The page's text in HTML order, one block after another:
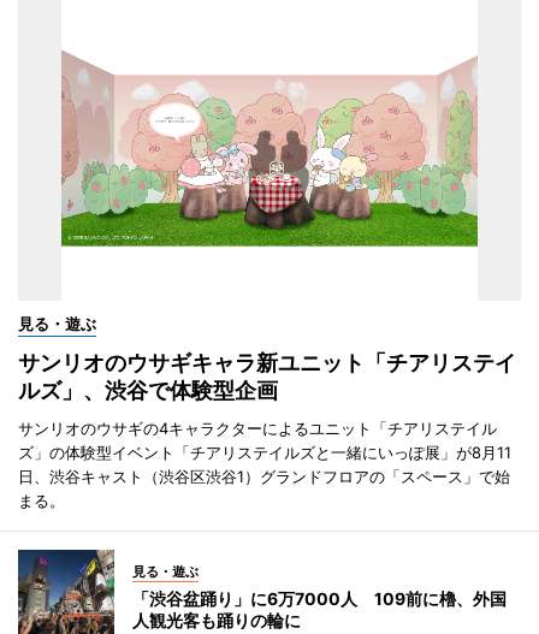
見る・遊ぶ
サンリオのウサギキャラ新ユニット「チアリステイ
ルズ」、渋谷で体験型企画
サンリオのウサギの4キャラクターによるユニット「チアリステイル
ズ」の体験型イベント「チアリステイルズと一緒にいっぽ展」が8月11
日、渋谷キャスト（渋谷区渋谷1）グランドフロアの「スペース」で始
まる。
見る・遊ぶ
「渋谷盆踊り」に6万7000人 109前に櫓、外国
人観光客も踊りの輪に